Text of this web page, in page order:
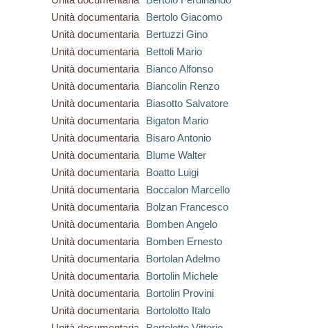
Unità documentaria
Bertolo Giacomo
Unità documentaria
Bertuzzi Gino
Unità documentaria
Bettoli Mario
Unità documentaria
Bianco Alfonso
Unità documentaria
Biancolin Renzo
Unità documentaria
Biasotto Salvatore
Unità documentaria
Bigaton Mario
Unità documentaria
Bisaro Antonio
Unità documentaria
Blume Walter
Unità documentaria
Boatto Luigi
Unità documentaria
Boccalon Marcello
Unità documentaria
Bolzan Francesco
Unità documentaria
Bomben Angelo
Unità documentaria
Bomben Ernesto
Unità documentaria
Bortolan Adelmo
Unità documentaria
Bortolin Michele
Unità documentaria
Bortolin Provini
Unità documentaria
Bortolotto Italo